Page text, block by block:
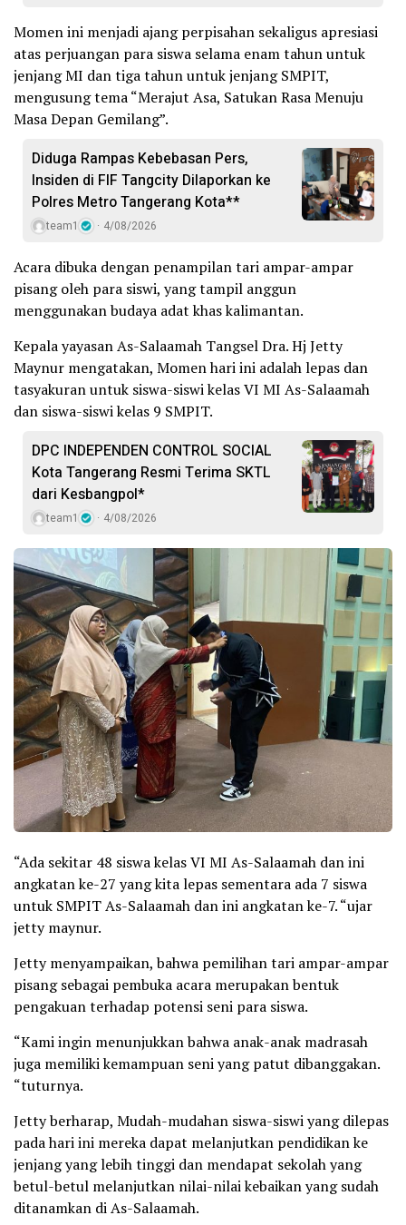
Momen ini menjadi ajang perpisahan sekaligus apresiasi
atas perjuangan para siswa selama enam tahun untuk
jenjang MI dan tiga tahun untuk jenjang SMPIT,
mengusung tema “Merajut Asa, Satukan Rasa Menuju
Masa Depan Gemilang”.
Diduga Rampas Kebebasan Pers,
Insiden di FIF Tangcity Dilaporkan ke
Polres Metro Tangerang Kota**
team1 4/08/2026
Acara dibuka dengan penampilan tari ampar-ampar
pisang oleh para siswi, yang tampil anggun
menggunakan budaya adat khas kalimantan.
Kepala yayasan As-Salaamah Tangsel Dra. Hj Jetty
Maynur mengatakan, Momen hari ini adalah lepas dan
tasyakuran untuk siswa-siswi kelas VI MI As-Salaamah
dan siswa-siswi kelas 9 SMPIT.
DPC INDEPENDEN CONTROL SOCIAL
Kota Tangerang Resmi Terima SKTL
dari Kesbangpol*
team1 4/08/2026
“Ada sekitar 48 siswa kelas VI MI As-Salaamah dan ini
angkatan ke-27 yang kita lepas sementara ada 7 siswa
untuk SMPIT As-Salaamah dan ini angkatan ke-7. “ujar
jetty maynur.
Jetty menyampaikan, bahwa pemilihan tari ampar-ampar
pisang sebagai pembuka acara merupakan bentuk
pengakuan terhadap potensi seni para siswa.
“Kami ingin menunjukkan bahwa anak-anak madrasah
juga memiliki kemampuan seni yang patut dibanggakan.
“tuturnya.
Jetty berharap, Mudah-mudahan siswa-siswi yang dilepas
pada hari ini mereka dapat melanjutkan pendidikan ke
jenjang yang lebih tinggi dan mendapat sekolah yang
betul-betul melanjutkan nilai-nilai kebaikan yang sudah
ditanamkan di As-Salaamah.